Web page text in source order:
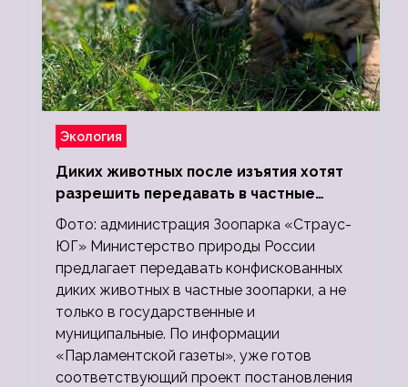
Экология
Диких животных после изъятия хотят
разрешить передавать в частные
зоопарки
Фото: администрация Зоопарка «Страус-
ЮГ» Министерство природы России
предлагает передавать конфискованных
диких животных в частные зоопарки, а не
только в государственные и
муниципальные. По информации
«Парламентской газеты», уже готов
соответствующий проект постановления